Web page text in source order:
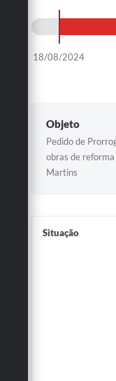
Ouvidoria
Projetos
Legislação
Links
18/08/2024
Objeto
Pedido de
obras de
Martins
Situação